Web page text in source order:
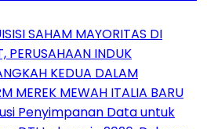
SAHAM MAYORITAS DI
PERUSAHAAN INDUK
KEDUA DALAM
MEREK MEWAH ITALIA BARU
Penyimpanan Data untuk